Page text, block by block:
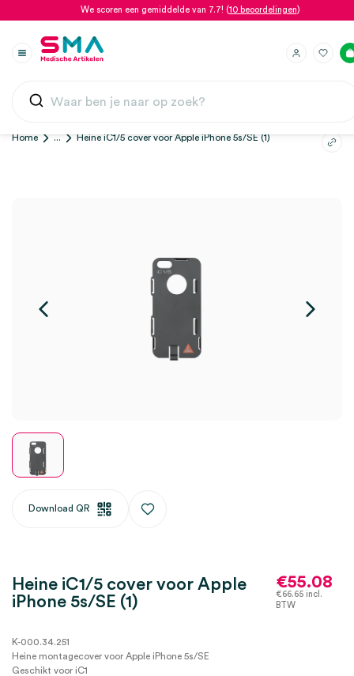
We scoren een gemiddelde van 7.7! (10 beoordelingen)
Home ... Heine iC1/5 cover voor Apple iPhone 5s/SE (1)
Download QR
Heine iC1/5 cover voor Apple
iPhone 5s/SE (1)
€55.08
€66.65incl.
BTW
K-000.34.251
Heine montagecover voor Apple iPhone 5s/SE
Geschikt voor iC1